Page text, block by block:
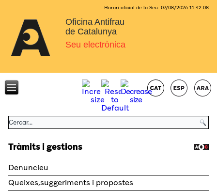
Horari oficial de la Seu: 07/08/2026 11:42:09
Oficina Antifrau
de Catalunya
Seu electrònica
Tràmits i gestions
Denuncieu
Queixes,suggeriments i propostes